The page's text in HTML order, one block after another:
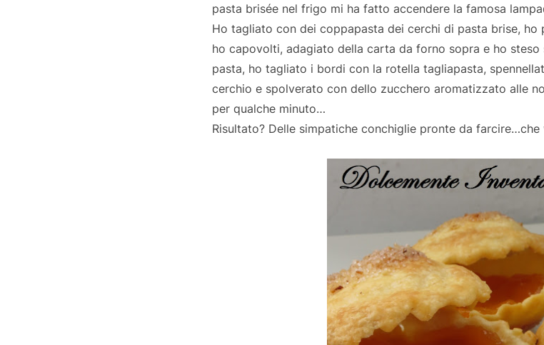
pasta brisée nel frigo mi ha fatto accendere la famosa
Ho tagliato con dei coppapasta dei cerchi di pasta brise,
ho capovolti, adagiato della carta da forno sopra e ho
pasta, ho tagliato i bordi con la rotella tagliapasta,
cerchio e spolverato con dello zucchero aromatizzato alle
per qualche minuto…
Risultato? Delle simpatiche conchiglie pronte da farcire…che